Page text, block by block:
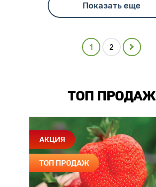
Показать еще
1 2
ТОП ПРОДАЖ
АКЦИЯ
ТОП ПРОДАЖ